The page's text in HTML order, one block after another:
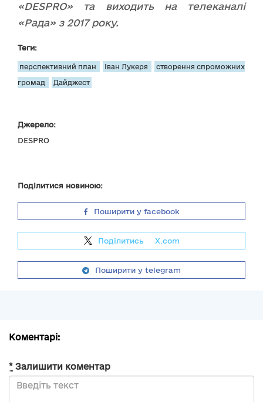
«DESPRO» та виходить на телеканалі
«Рада» з 2017 року.
Теги:
перспективний план Іван Лукеря створення спроможних
громад Дайджест
Джерело:
DESPRO
Поділитися новиною:
Поширити у facebook
Поділитись X.com
Поширити у telegram
Коментарі:
* Залишити коментар